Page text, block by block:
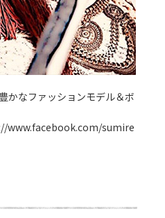
かなファッションモデル＆ボ
www.facebook.com/sumire